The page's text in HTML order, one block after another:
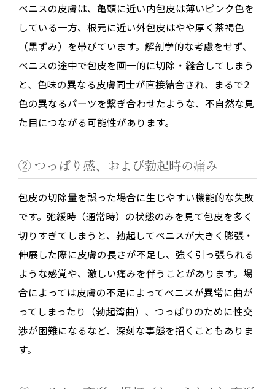
ペニスの皮膚は、亀頭に近い内包皮は薄いピンク色を
している一方、根元に近い外包皮はやや厚く茶褐色
（黒ずみ）を帯びています。解剖学的な考慮をせず、
ペニスの途中で包皮を画一的に切除・縫合してしまう
と、色味の異なる皮膚同士が直接結合され、まるで2
色の異なるパーツを繋ぎ合わせたような、不自然な見
た目につながる可能性があります。
② つっぱり感、および勃起時の痛み
包皮の切除量を誤った場合に生じやすい機能的な失敗
です。弛緩時（通常時）の状態のみを見て包皮を多く
切りすぎてしまうと、勃起してペニスが大きく膨張・
伸展した際に皮膚の長さが不足し、強く引っ張られる
ような感覚や、激しい痛みを伴うことがあります。場
合によっては皮膚の不足によってペニスが異常に曲が
ってしまったり（勃起湾曲）、つっぱりのために性交
渉が困難になるなど、深刻な事態を招くこともありま
す。